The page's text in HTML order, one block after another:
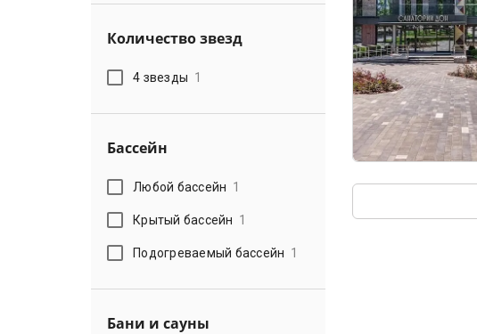
Количество звезд
4 звезды 1
Бассейн
Любой бассейн 1
Крытый бассейн 1
Подогреваемый бассейн 1
Бани и сауны